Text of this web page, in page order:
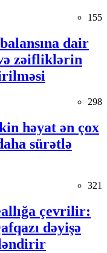
155
dair
zəifliklərin
298
həyat ən çox
sürətlə
321
çevrilir:
dəyişə